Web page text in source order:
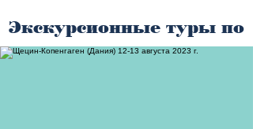
Экскурсионные туры по
странам Европы